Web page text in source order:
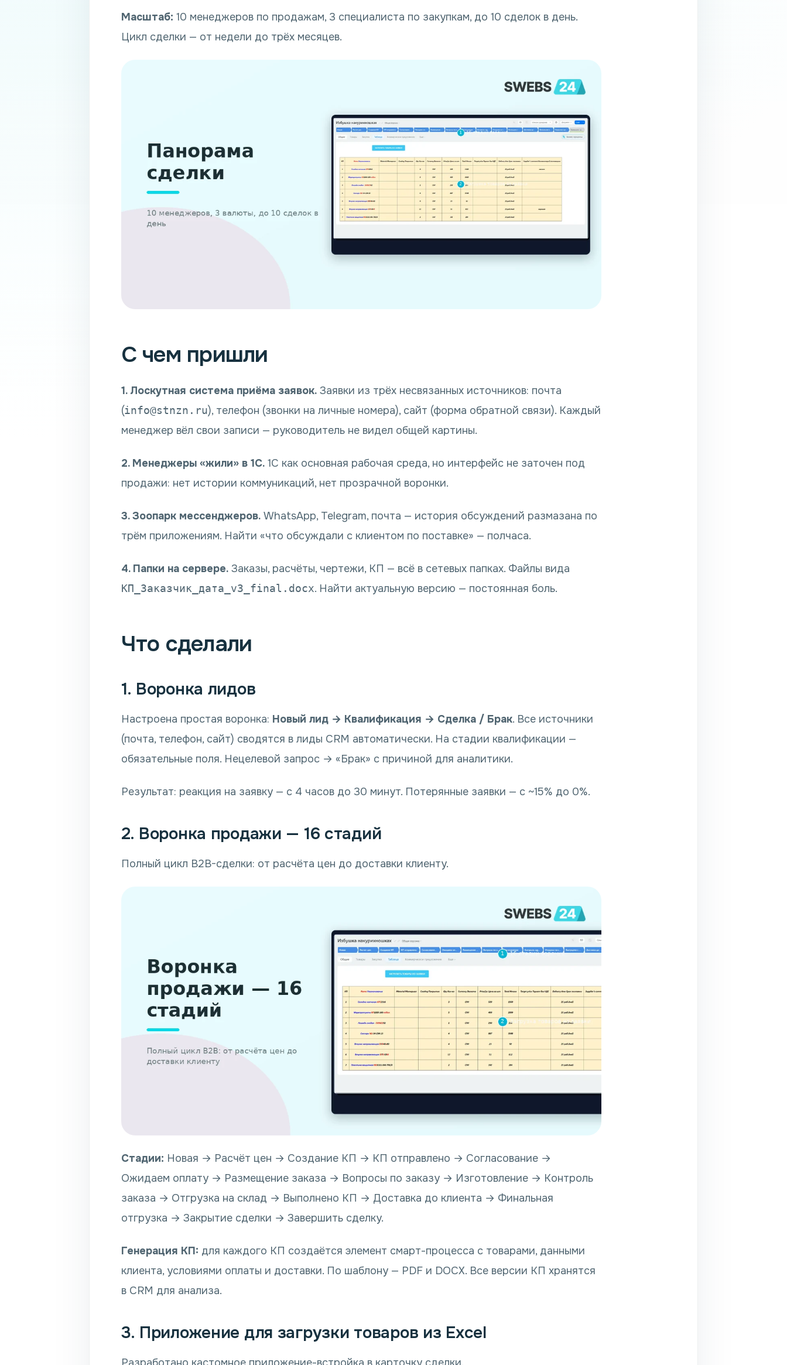
Масштаб: 10 менеджеров по продажам, 3 специалиста по закупкам, до 10 сделок в день.
Цикл сделки — от недели до трёх месяцев.
С чем пришли
1. Лоскутная система приёма заявок.Заявки из трёх несвязанных источников: почта
(info@stnzn.ru), телефон (звонки на личные номера), сайт (форма обратной связи). Каждый
менеджер вёл свои записи — руководитель не видел общей картины.
2. Менеджеры «жили» в 1С.1С как основная рабочая среда, но интерфейс не заточен под
продажи: нет истории коммуникаций, нет прозрачной воронки.
3. Зоопарк мессенджеров.WhatsApp, Telegram, почта — история обсуждений размазана по
трём приложениям. Найти «что обсуждали с клиентом по поставке» — полчаса.
4. Папки на сервере.Заказы, расчёты, чертежи, КП — всё в сетевых папках. Файлы вида
КП_Заказчик_дата_v3_final.docx. Найти актуальную версию — постоянная боль.
Что сделали
1. Воронка лидов
Настроена простая воронка: Новый лид → Квалификация → Сделка / Брак. Все источники
(почта, телефон, сайт) сводятся в лиды CRM автоматически. На стадии квалификации —
обязательные поля. Нецелевой запрос → «Брак» с причиной для аналитики.
Результат: реакция на заявку — с 4 часов до 30 минут. Потерянные заявки — с ~15% до 0%.
2. Воронка продажи — 16 стадий
Полный цикл B2B-сделки: от расчёта цен до доставки клиенту.
Стадии: Новая → Расчёт цен → Создание КП → КП отправлено → Согласование →
Ожидаем оплату → Размещение заказа → Вопросы по заказу → Изготовление → Контроль
заказа → Отгрузка на склад → Выполнено КП → Доставка до клиента → Финальная
отгрузка → Закрытие сделки → Завершить сделку.
Генерация КП: для каждого КП создаётся элемент смарт-процесса с товарами, данными
клиента, условиями оплаты и доставки. По шаблону — PDF и DOCX. Все версии КП хранятся
в CRM для анализа.
3. Приложение для загрузки товаров из Excel